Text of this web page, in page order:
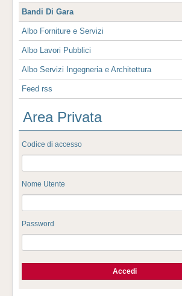
Bandi Di Gara
Albo Forniture e Servizi
Albo Lavori Pubblici
Albo Servizi Ingegneria e Architettura
Feed rss
Area Privata
Codice di accesso
Nome Utente
Password